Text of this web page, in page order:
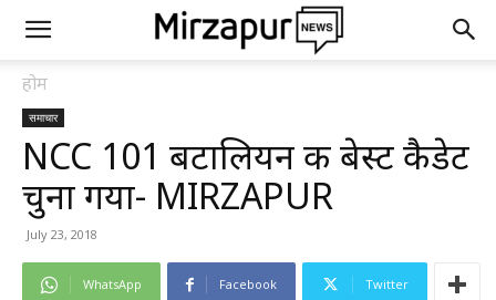
होम
समाचार
NCC 101 बटालियन की बेस्ट कैडेट
चुना गया- MIRZAPUR
July 23, 2018
WhatsApp Facebook Twitter